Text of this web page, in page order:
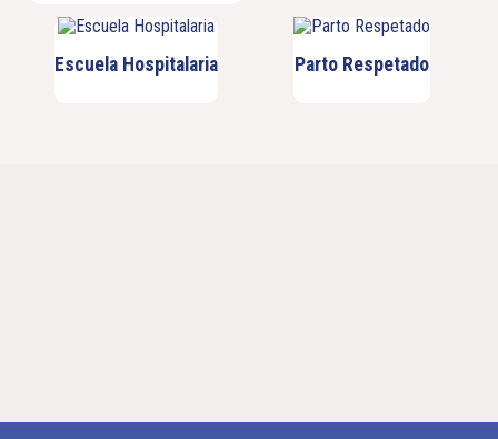
Escuela Hospitalaria Parto Respetado